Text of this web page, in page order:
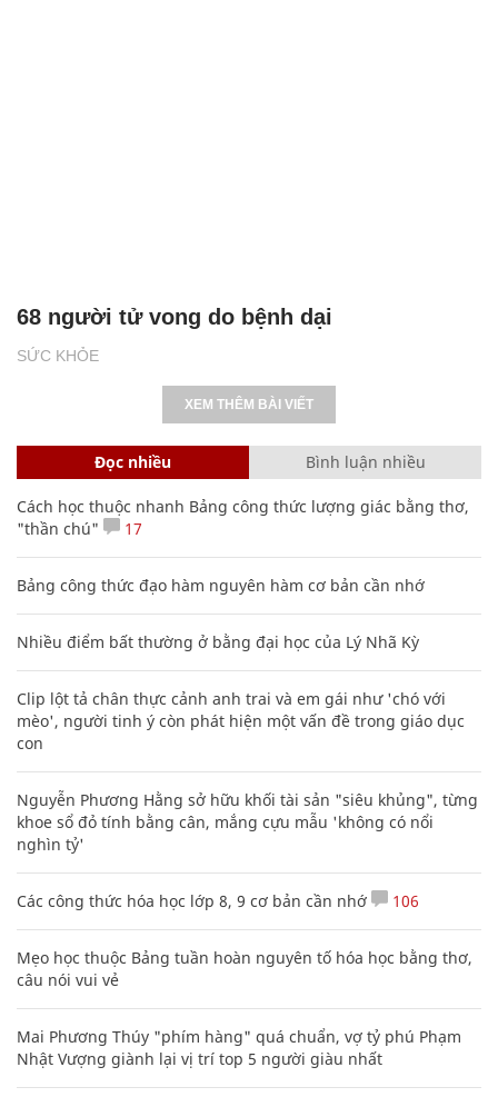
SỨC KHỎE
68 người tử vong do bệnh dại
XEM THÊM BÀI VIẾT
Đọc nhiều Bình luận nhiều
Cách học thuộc nhanh Bảng công thức lượng giác bằng thơ,
"thần chú"
17
Bảng công thức đạo hàm nguyên hàm cơ bản cần nhớ
Nhiều điểm bất thường ở bằng đại học của Lý Nhã Kỳ
Clip lột tả chân thực cảnh anh trai và em gái như 'chó với
mèo', người tinh ý còn phát hiện một vấn đề trong giáo dục
con
Nguyễn Phương Hằng sở hữu khối tài sản "siêu khủng", từng
khoe sổ đỏ tính bằng cân, mắng cựu mẫu 'không có nổi
nghìn tỷ'
Các công thức hóa học lớp 8, 9 cơ bản cần nhớ 106
Mẹo học thuộc Bảng tuần hoàn nguyên tố hóa học bằng thơ,
câu nói vui vẻ
Mai Phương Thúy "phím hàng" quá chuẩn, vợ tỷ phú Phạm
Nhật Vượng giành lại vị trí top 5 người giàu nhất